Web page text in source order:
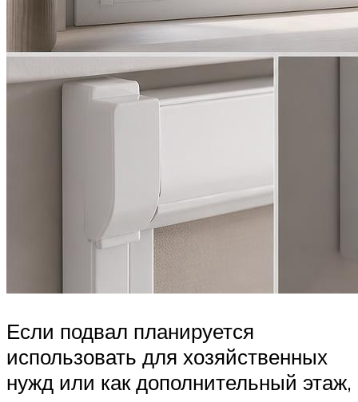
Если подвал планируется
использовать для хозяйственных
нужд или как дополнительный этаж,